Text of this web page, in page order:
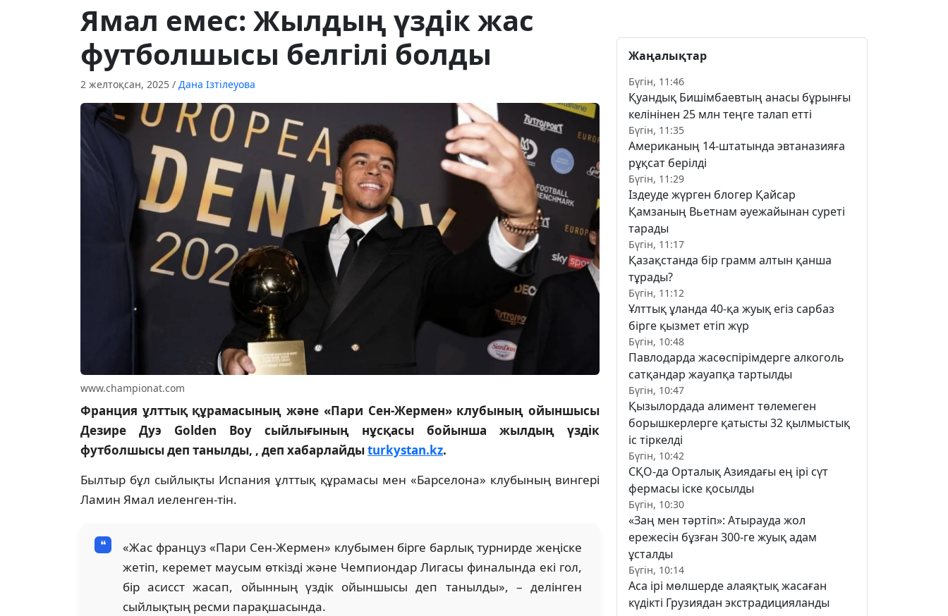
Ямал емес: Жылдың үздік жас
футболшысы белгілі болды
2 желтоқсан, 2025 / Дана Ізтілеуова
www.championat.com
Франция ұлттық құрамасының және «Пари Сен-Жермен» клубының ойыншысы
Дезире Дуэ Golden Boy сыйлығының нұсқасы бойынша жылдың үздік
футболшысы деп танылды, , деп хабарлайдыturkystan.kz.
Былтыр бұл сыйлықты Испания ұлттық құрамасы мен «Барселона» клубының вингері
Ламин Ямал иеленген-тін.
«Жас француз «Пари Сен-Жермен» клубымен бірге барлық турнирде жеңіске
жетіп, керемет маусым өткізді және Чемпиондар Лигасы финалында екі гол,
бір асисст жасап, ойынның үздік ойыншысы деп танылды», – делінген
сыйлықтың ресми парақшасында.
Жаңалықтар
Бүгін, 11:46
Қуандық Бишімбаевтың анасы бұрынғы
келінінен 25 млн теңге талап етті
Бүгін, 11:35
Американың 14-штатында эвтаназияға
рұқсат берілді
Бүгін, 11:29
Іздеуде жүрген блогер Қайсар
Қамзаның Вьетнам әуежайынан суреті
тарады
Бүгін, 11:17
Қазақстанда бір грамм алтын қанша
тұрады?
Бүгін, 11:12
Ұлттық ұланда 40-қа жуық егіз сарбаз
бірге қызмет етіп жүр
Бүгін, 10:48
Павлодарда жасөспірімдерге алкоголь
сатқандар жауапқа тартылды
Бүгін, 10:47
Қызылордада алимент төлемеген
борышкерлерге қатысты 32 қылмыстық
іс тіркелді
Бүгін, 10:42
СҚО-да Орталық Азиядағы ең ірі сүт
фермасы іске қосылды
Бүгін, 10:30
«Заң мен тәртіп»: Атырауда жол
ережесін бұзған 300-ге жуық адам
ұсталды
Бүгін, 10:14
Аса ірі мөлшерде алаяқтық жасаған
күдікті Грузиядан экстрадицияланды